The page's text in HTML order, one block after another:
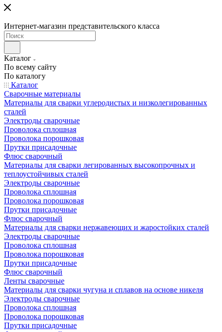
Интернет-магазин представительского класса
Каталог
По всему сайту
По каталогу
Каталог
Сварочные материалы
Материалы для сварки углеродистых и низколегированных
сталей
Электроды сварочные
Проволока сплошная
Проволока порошковая
Прутки присадочные
Флюс сварочный
Материалы для сварки легированных высокопрочных и
теплоустойчивых сталей
Электроды сварочные
Проволока сплошная
Проволока порошковая
Прутки присадочные
Флюс сварочный
Материалы для сварки нержавеющих и жаростойких сталей
Электроды сварочные
Проволока сплошная
Проволока порошковая
Прутки присадочные
Флюс сварочный
Ленты сварочные
Материалы для сварки чугуна и сплавов на основе никеля
Электроды сварочные
Проволока сплошная
Проволока порошковая
Прутки присадочные